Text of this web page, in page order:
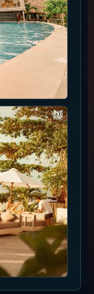
untuk